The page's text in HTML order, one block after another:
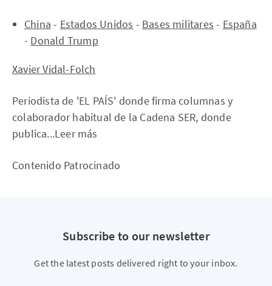
China - Estados Unidos - Bases militares - España
- Donald Trump
Xavier Vidal-Folch
Periodista de 'EL PAÍS' donde firma columnas y
colaborador habitual de la Cadena SER, donde
publica...Leer más
Contenido Patrocinado
Subscribe to our newsletter
Get the latest posts delivered right to your inbox.